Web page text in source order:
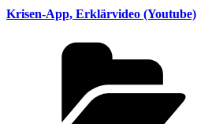
Krisen-App, Erklärvideo (Youtube)